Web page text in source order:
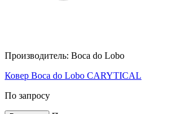
Производитель: Boca do Lobo
Ковер Boca do Lobo CARYTICAL
По запросу